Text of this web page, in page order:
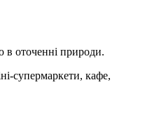
в оточенні природи.
супермаркети, кафе,